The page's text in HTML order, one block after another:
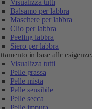
Visualizza tutti
Balsamo per labbra
Maschere per labbra
Olio per labbra
Peeling labbra
Siero per labbra
in base alle
Visualizza tutti
Pelle grassa
Pelle mista
Pelle sensibile
Pelle secca
Pelle impura